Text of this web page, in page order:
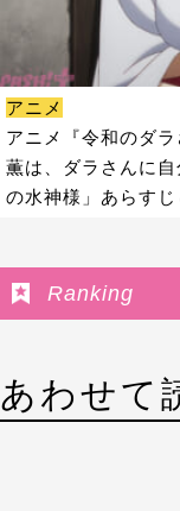
アニメ
アニメ『令和のダ
薫は、ダラさんに
の水神様」あらすじ
Ranking
あわせて